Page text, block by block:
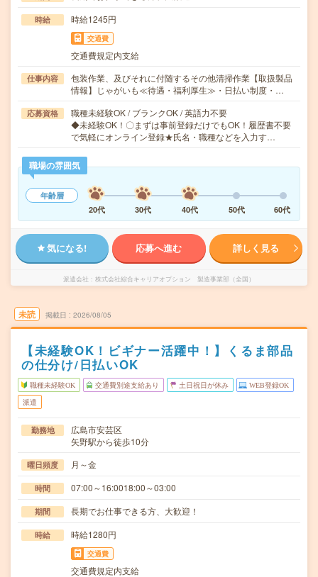
時給 時給1245円
交通費
交通費規定内支給
仕事内容
包装作業、及びそれに付随するその他清掃作業【取扱製品
情報】じゃがいも≪待遇・福利厚生≫・日払い制度・…
応募資格
職種未経験OK / ブランクOK / 英語力不要
◆未経験OK！〇まずは事前登録だけでもOK！履歴書不要
で気軽にオンライン登録★氏名・職種などを入力す…
職場の雰囲気
年齢層
20代
30代 40代 50代 60代
気になる! 応募へ進む 詳しく見る
派遣会社 株式会社綜合キャリアオプション 製造事業部（全国）
未読 掲載日 2026/08/05
【未経験OK！ビギナー活躍中！】くるま部品
の仕分け/日払いOK
職種未経験OK 交通費別途支給あり 土日祝日が休み WEB登録OK
派遣
勤務地
広島市安芸区
矢野駅から徒歩10分
曜日頻度 月～金
時間 07:00～16:0018:00～03:00
期間 長期でお仕事できる方、大歓迎！
時給 時給1280円
交通費
交通費規定内支給